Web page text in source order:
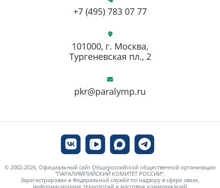
+7 (495) 783 07 77
pkr@paralymp.ru
101000, г. Москва,
Тургеневская пл., 2
© 2002-2026, Официальный сайт Общероссийской общественной организации
"ПАРАЛИМПИЙСКИЙ КОМИТЕТ РОССИИ",
Зарегистрирован в Федеральной службе по надзору в сфере связи,
информационных технологий и массовых коммуникаций